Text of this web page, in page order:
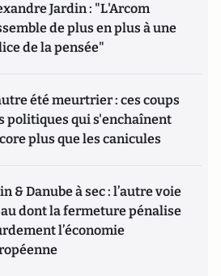
Jardin : "L'Arcom
de plus en plus à une
de la pensée"
été meurtrier : ces coups
politiques qui s'enchaînent
plus que les canicules
& Danube à sec : l’autre voie
dont la fermeture pénalise
l’économie